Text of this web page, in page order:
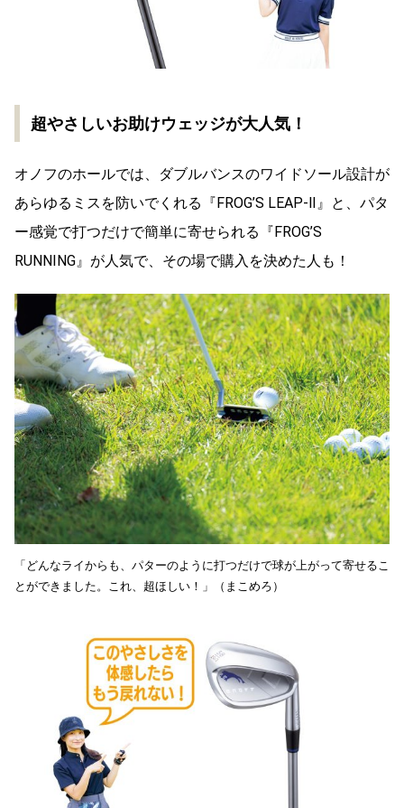
超やさしいお助けウェッジが大人気！
オノフのホールでは、ダブルバンスのワイドソール設計が
あらゆるミスを防いでくれる『FROG’S LEAP-Ⅱ』と、パタ
ー感覚で打つだけで簡単に寄せられる『FROG’S
RUNNING』が人気で、その場で購入を決めた人も！
「どんなライからも、パターのように打つだけで球が上がって寄せるこ
とができました。これ、超ほしい！」（まこめろ）